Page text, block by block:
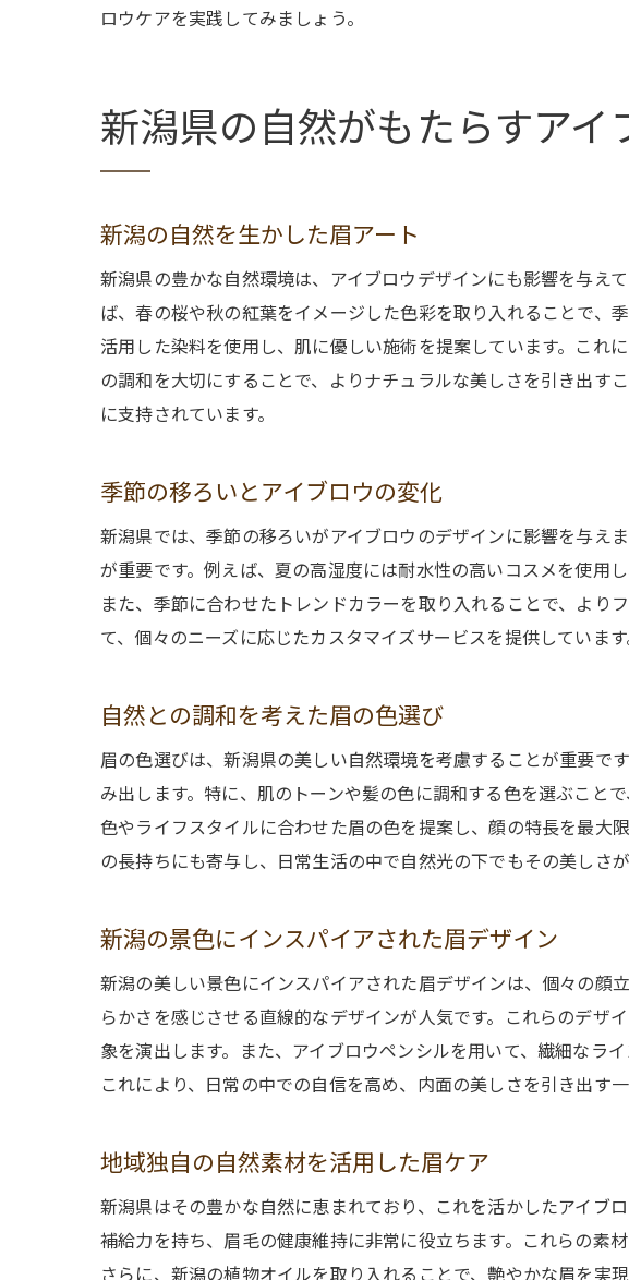
地域
職人
新潟
地域
自然
ロウケアを実践してみましょう。
新潟県の自然がもたらすアイ
新潟の自然を生かした眉アート
新潟県の豊かな自然環境は、アイブロウデザインにも影響を与え
ば、春の桜や秋の紅葉をイメージした色彩を取り入れることで、
活用した染料を使用し、肌に優しい施術を提案しています。これ
の調和を大切にすることで、よりナチュラルな美しさを引き出
に支持されています。
季節の移ろいとアイブロウの変化
新潟県では、季節の移ろいがアイブロウのデザインに影響を与え
が重要です。例えば、夏の高湿度には耐水性の高いコスメを使用
また、季節に合わせたトレンドカラーを取り入れることで、より
て、個々のニーズに応じたカスタマイズサービスを提供していま
自然との調和を考えた眉の色選び
眉の色選びは、新潟県の美しい自然環境を考慮することが重要
み出します。特に、肌のトーンや髪の色に調和する色を選ぶこと
色やライフスタイルに合わせた眉の色を提案し、顔の特長を最大
の長持ちにも寄与し、日常生活の中で自然光の下でもその美しさ
新潟の景色にインスパイアされた眉デザイン
新潟の美しい景色にインスパイアされた眉デザインは、個々の顔
らかさを感じさせる直線的なデザインが人気です。これらのデザ
象を演出します。また、アイブロウペンシルを用いて、繊細なラ
これにより、日常の中での自信を高め、内面の美しさを引き出す一
地域独自の自然素材を活用した眉ケア
新潟県はその豊かな自然に恵まれており、これを活かしたアイブ
補給力を持ち、眉毛の健康維持に非常に役立ちます。これらの素
さらに、新潟の植物オイルを取り入れることで、艶やかな眉を実